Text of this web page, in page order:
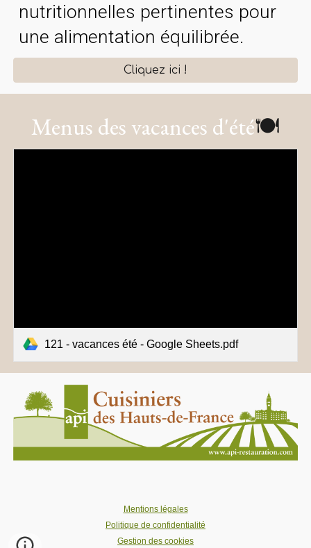
nutritionnelles pertinentes pour
une alimentation équilibrée.
Cliquez ici !
Menus des vacances d'été🍽️
121 - vacances été - Google Sheets.pdf
Mentions légales
Politique de confidentialité
Gestion des cookies